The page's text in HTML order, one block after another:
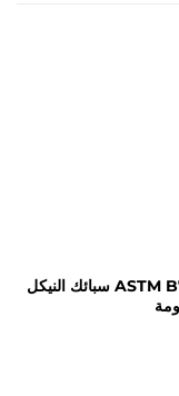
ASTM B729 UNS N08020 سبائك النيكل